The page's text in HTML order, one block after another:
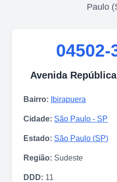
Paulo (
04502-
Avenida
Bairro: Ibirapuera
Cidade: São Paulo - SP
Estado: São Paulo (SP)
Região: Sudeste
DDD: 11